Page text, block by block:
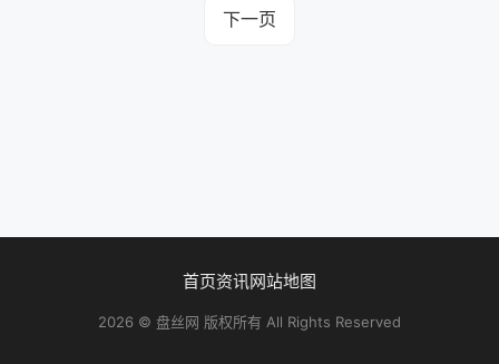
下一页
首页资讯网站地图
2026 © 盘丝网 版权所有 All Rights Reserved